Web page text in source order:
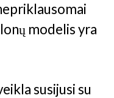
modelis yra
susijusi su